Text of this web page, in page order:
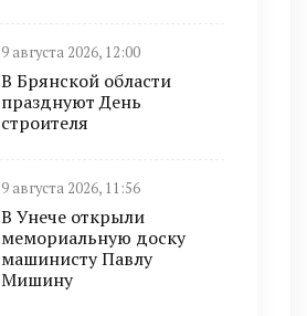
9 августа 2026, 12:00
В Брянской области
празднуют День
строителя
9 августа 2026, 11:56
В Унече открыли
мемориальную доску
машинисту Павлу
Мишину